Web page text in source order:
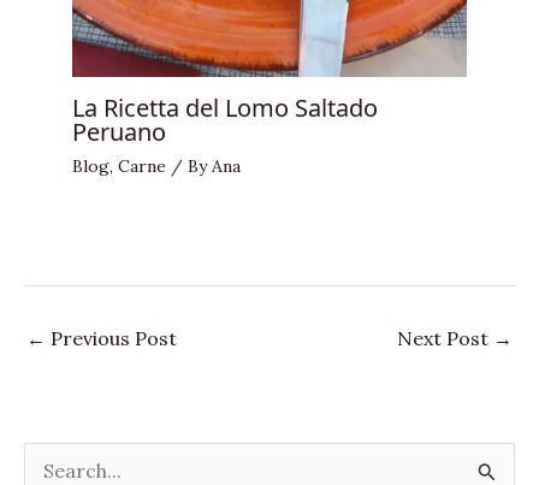
La Ricetta del Lomo Saltado
Peruano
Blog, Carne / ByAna
← Previous Post Next Post →